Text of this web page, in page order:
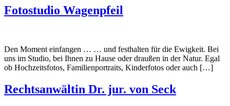
Fotostudio Wagenpfeil
Den Moment einfangen … … und festhalten für die Ewigkeit. Bei
uns im Studio, bei Ihnen zu Hause oder draußen in der Natur. Egal
ob Hochzeitsfotos, Familienportraits, Kinderfotos oder auch […]
Rechtsanwältin Dr. jur. von Seck